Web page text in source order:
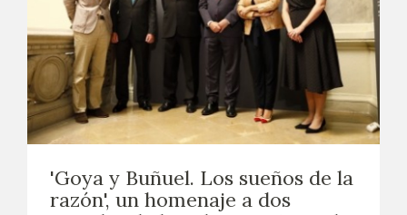
'Goya y Buñuel. Los sueños de la
razón', un homenaje a dos